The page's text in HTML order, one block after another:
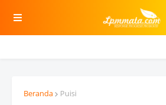
Beranda Puisi